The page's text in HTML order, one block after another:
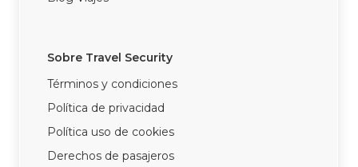
Sobre Travel Security
Términos y condiciones
Política de privacidad
Política uso de cookies
Derechos de pasajeros